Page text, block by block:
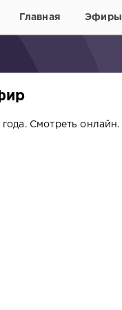
Главная Эфиры
Смотреть онлайн.